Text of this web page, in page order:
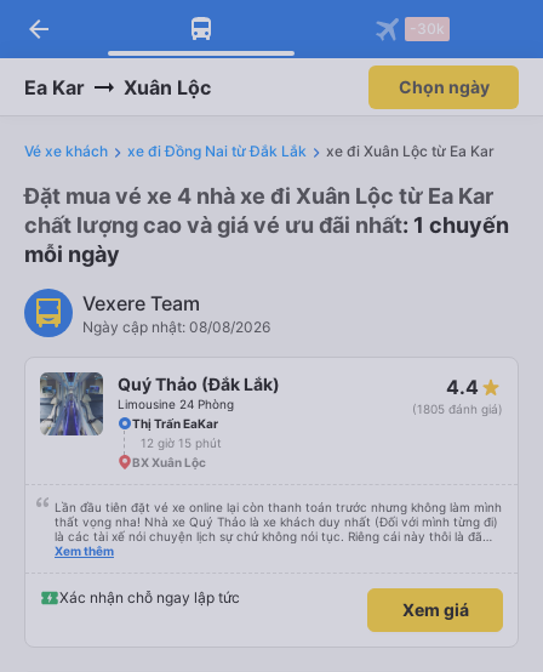
arrow_back -30k
Ea Kar Xuân Lộc Chọn ngày
Vé xe khách xe đi Đồng Nai từ Đắk Lắk xe đi Xuân Lộc từ Ea Kar
Đặt mua vé xe 4 nhà xe đi Xuân Lộc từ Ea Kar
chất lượng cao và giá vé ưu đãi nhất: 1 chuyến
mỗi ngày
Vexere Team
Ngày cập nhật: 08/08/2026
Quý Thảo (Đắk Lắk)
Limousine 24 Phòng
4.4
(1805 đánh giá)
Thị Trấn EaKar
12 giờ 15 phút
BX Xuân Lộc
Lần đầu tiên đặt vé xe online lại còn thanh toán trước nhưng không làm mình
thất vọng nha! Nhà xe Quý Thảo là xe khách duy nhất (Đối với mình từng đi)
là các tài xế nói chuyện lịch sự chứ không nói tục. Riêng cái này thôi là đã
đánh giá 5 sao rồi. Chú tài xế còn uống pepsi rất dễ thương chứ không có
Xem thêm
Xác nhận chỗ ngay lập tức
Xem giá